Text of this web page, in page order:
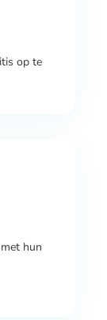
op te
hun